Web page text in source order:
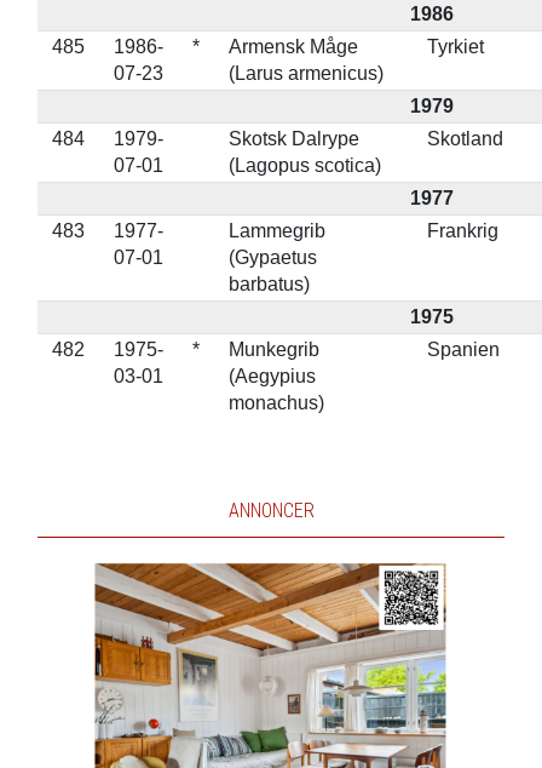
1986
485
1986-
07-23
*
Armensk Måge
(Larus armenicus)
Tyrkiet
1979
484
1979-
07-01
Skotsk Dalrype
(Lagopus scotica)
Skotland
1977
483
1977-
07-01
Lammegrib
(Gypaetus
barbatus)
Frankrig
1975
482
1975-
03-01
*
Munkegrib
(Aegypius
monachus)
Spanien
ANNONCER